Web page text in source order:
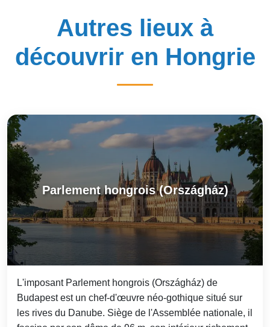
Autres lieux à
découvrir en Hongrie
Parlement hongrois (Országház)
L'imposant Parlement hongrois (Országház) de
Budapest est un chef-d'œuvre néo‑gothique situé sur
les rives du Danube. Siège de l'Assemblée nationale, il